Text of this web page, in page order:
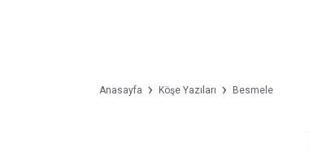
Favori mecralarınızda haber
Anasayfa Köşe Yazıları Besmele